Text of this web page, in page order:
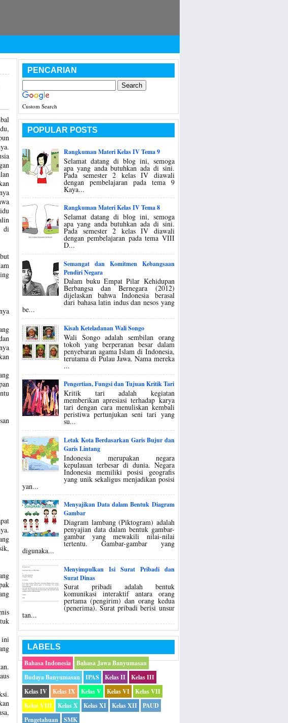
di
ini
PENCARIAN
Custom Search
POPULAR POSTS
Rangkuman Materi Kelas IV Tema 9
Selamat datang di blog ini, semoga
apa yang anda butuhkan ada di sini.
Pada semester 2 kelas IV diawali
dengan pembelajaran pada tema 9
Kaya...
Rangkuman Materi Kelas IV Tema 8
Selamat datang di blog ini, semoga
apa yang anda butuhkan ada di sini.
Pada semester 2 kelas IV diawali
dengan pembelajaran pada tema VIII
D...
Semangat dan Komitmen Kebangsaan
Pendiri Negara
Dalam buku Empat Pilar Kehidupan
Berbangsa dan Bernegara (2012)
dijelaskan bahwa Indonesia berasal
dari bahasa latin indus dan nesos yang
be...
Kisah Keteladanan Wali Songo
Wali Songo adalah sembilan orang
tokoh yang berperanan besar dalam
penyebaran agama Islam di Indonesia,
terutama di Pulau Jawa. Nama mereka
...
Pengertian, Fungsi dan Tujuan Kritik Tari
Kritik tari adalah kegiatan
memberikan apresiasi terhadap karya
tari dengan cara menuliskan kembali
peristiwa pertunjukan seni tari yang
su...
Letak Kota Berdasarkan Garis Bujur dan
Garis Lintang
Indonesia merupakan negara
kepulauan terbesar di dunia. Negara
Indonesia memiliki posisi geografis
yang unik sekaligus menjadikan posisi
yan...
Menyajikan Data dalam Bentuk Diagram
Gambar
Diagram lambang (Piktogram) adalah
penyajian data dalam bentuk gambar-
gambar yang mewakili nilai-nilai
tertentu. Gambar-gambar yang
digunaka...
Menyimpulkan Isi Surat Pribadi dan
Surat Dinas
Surat pribadi adalah bentuk
komunikasi interaktif antara orang
pertama (pengirim) dan orang kedua
(penerima). Surat pribadi berisi unsur
tan...
LABELS
Bahasa Indonesia
Bahasa Jawa Banyumasan
Budaya Banyumasan
IPAS Kelas II
Kelas III
Kelas IV
Kelas IX Kelas V Kelas VI
Kelas VII
Kelas VIII
Kelas X Kelas XI Kelas XII
PAUD
Pengetahuan
SMK